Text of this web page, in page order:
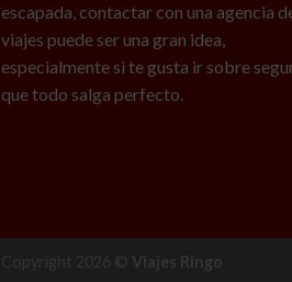
escapada, contactar con una agencia
viajes puede ser una gran idea,
especialmente si te gusta ir sobre
que todo salga perfecto.
Copyright 2026 © Viajes Ringo